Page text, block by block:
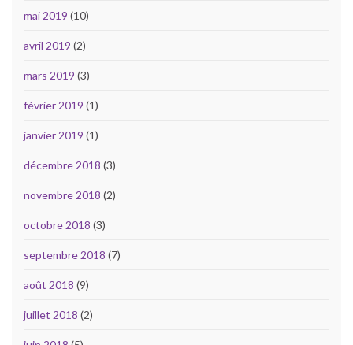
mai 2019 (10)
avril 2019 (2)
mars 2019 (3)
février 2019 (1)
janvier 2019 (1)
décembre 2018 (3)
novembre 2018 (2)
octobre 2018 (3)
septembre 2018 (7)
août 2018 (9)
juillet 2018 (2)